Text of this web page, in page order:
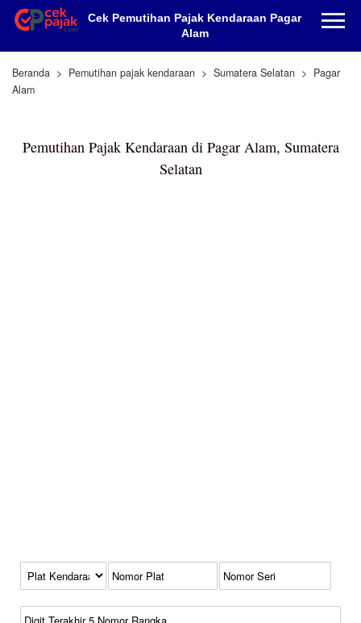
Cek Pemutihan Pajak Kendaraan Pagar
Alam
Beranda Pemutihan pajak kendaraan Sumatera Selatan
Pagar
Alam
Pemutihan Pajak Kendaraan di Pagar Alam, Sumatera
Selatan
Kode Plat Kendaraan
No Plat
No Seri
No Rangka